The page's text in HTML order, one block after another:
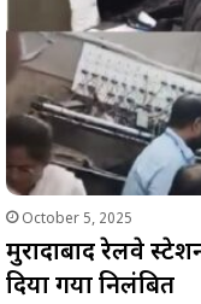
October 5, 2025
मुरादाबाद रेलवे
दिया गया निलंबित